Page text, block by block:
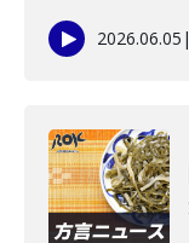
2026.06.05 |